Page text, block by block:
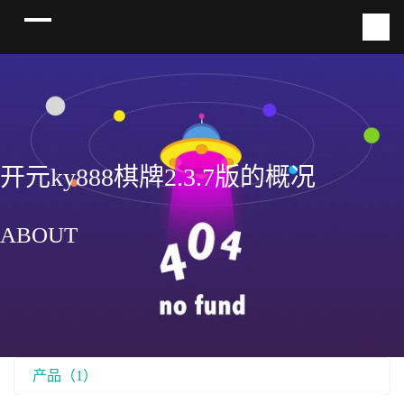
开元ky888棋牌2.3.7版的概况
ABOUT
产品（1）